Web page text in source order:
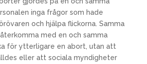
inga frågor som hade
och hjälpa flickorna. Samma
med en och samma
för ytterligare en abort, utan att
eller att sociala myndigheter